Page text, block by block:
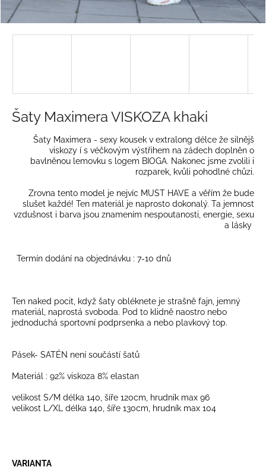
Šaty Maximera VISKOZA khaki
Šaty Maximera - sexy kousek v extralong délce že silnějš
viskozy í s véčkovým výstřihem na zádech doplněn o
bavlněnou lemovku s logem BIOGA. Nakonec jsme zvolili i
rozparek, kvůli pohodlné chůzi.
Zrovna tento model je nejvíc MUST HAVE a věřím že bude
slušet každé! Ten materiál je naprosto dokonalý. Ta jemnost
vzdušnost i barva jsou znamením nespoutanosti, energie, sexu
a lásky
Termín dodání na objednávku : 7-10 dnů
Ten naked pocit, když šaty obléknete je strašně fajn, jemný
materiál, naprostá svoboda. Pod to klidně naostro nebo
jednoduchá sportovní podprsenka a nebo plavkový top.
Pásek- SATÉN není součástí šatů
Materiál : 92% viskoza 8% elastan
velikost S/M délka 140, šíře 120cm, hrudník max 96
velikost L/XL délka 140, šíře 130cm, hrudník max 104
VARIANTA
a
j
HLEDAT
p
u
j
e
m